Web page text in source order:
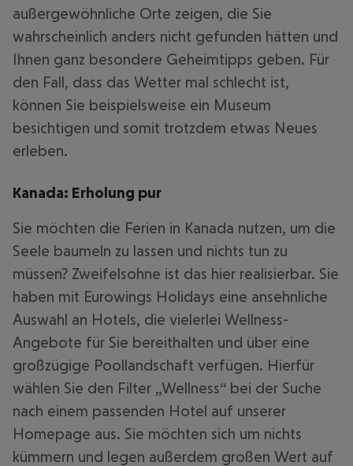
außergewöhnliche Orte zeigen, die Sie
wahrscheinlich anders nicht gefunden hätten und
Ihnen ganz besondere Geheimtipps geben. Für
den Fall, dass das Wetter mal schlecht ist,
können Sie beispielsweise ein Museum
besichtigen und somit trotzdem etwas Neues
erleben.
Kanada: Erholung pur
Sie möchten die Ferien in Kanada nutzen, um die
Seele baumeln zu lassen und nichts tun zu
müssen? Zweifelsohne ist das hier realisierbar. Sie
haben mit Eurowings Holidays eine ansehnliche
Auswahl an Hotels, die vielerlei Wellness-
Angebote für Sie bereithalten und über eine
großzügige Poollandschaft verfügen. Hierfür
wählen Sie den Filter „Wellness“ bei der Suche
nach einem passenden Hotel auf unserer
Homepage aus. Sie möchten sich um nichts
kümmern und legen außerdem großen Wert auf